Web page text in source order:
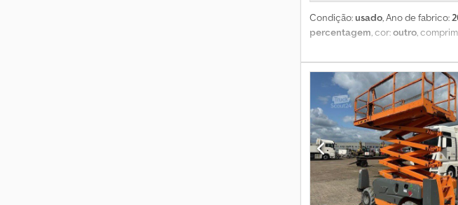
Condição:usado, Ano de fabrico:
percentagem, cor:outro,